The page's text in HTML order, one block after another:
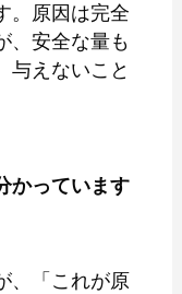
。原因は完全
、安全な量も
与えないこと
かっています
、「これが原